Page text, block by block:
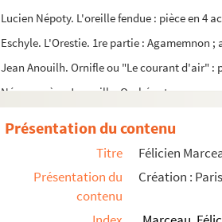
Lucien Népoty. L'oreille fendue : pièce en 4
Eschyle. L'Orestie. 1re partie : Agamemnon
Jean Anouilh. Ornifle ou "Le courant d'air" :
Népomucène Jonquille. Orphée et son
Eugène Scribe, Xavier Saintine. L'ours et le
Bonis-Charancle. L'outrage : drame en 1
Présentation du contenu
Titre
Félicien
Présentation du
contenu
Création :